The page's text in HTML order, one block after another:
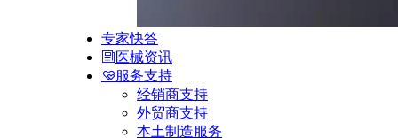
专家快答
医械资讯
服务支持
经销商支持
外贸商支持
本土制造服务